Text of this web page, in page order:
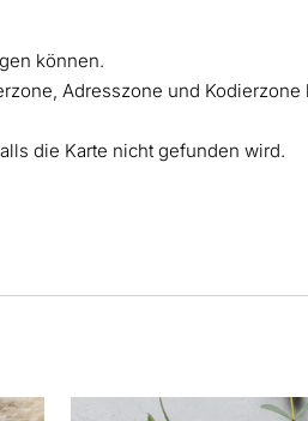
können.
Adresszone und
die Karte nicht gefunden wird.